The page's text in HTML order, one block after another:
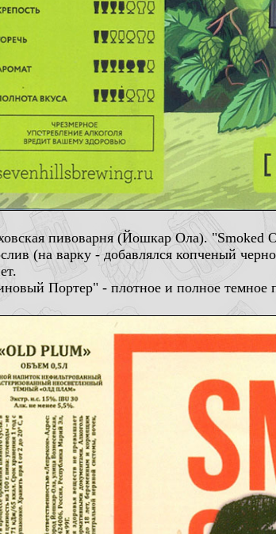
пивоварня (Йошкар Ола). "Smoked
(на варку - добавлялся копченый
Портер" - плотное и полное темное